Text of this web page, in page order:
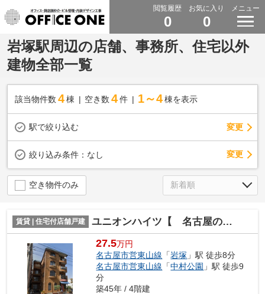
閲覧履歴
0
お気に入り
0
メニュー
岩塚駅周辺の店舗、事務所、住宅以外
建物全部一覧
該当物件数 4棟 空き数 4 件 1～4 棟を表示
駅で絞り込む 変更
絞り込み条件： なし 変更
空き物件のみ
賃貸 | 住宅付店舗戸建 ユニオンハイツ【 名古屋の貸事務所・貸オフィス 】
27.5万円
名古屋市営東山線 「岩塚 」駅 徒歩8分
名古屋市営東山線 「中村公園 」駅 徒歩9
分
築45年 / 4階建